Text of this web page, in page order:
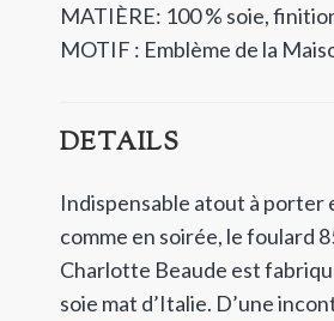
MATIÈRE: 100 % soie,
MOTIF : Emblème de la
DETAILS
Indispensable atout à porter
comme en soirée, le foulard
Charlotte Beaude est
soie mat d’Italie. D’une